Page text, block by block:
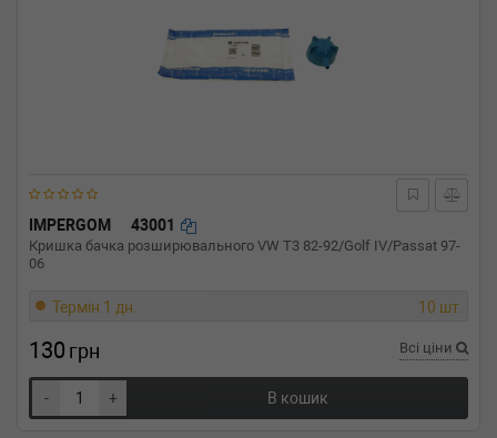
IMPERGOM 43001
Кришка бачка розширювального VW T3 82-92/Golf IV/Passat 97-
06
Термін 1 дн. 10 шт.
130 грн Всі ціни
- + В кошик